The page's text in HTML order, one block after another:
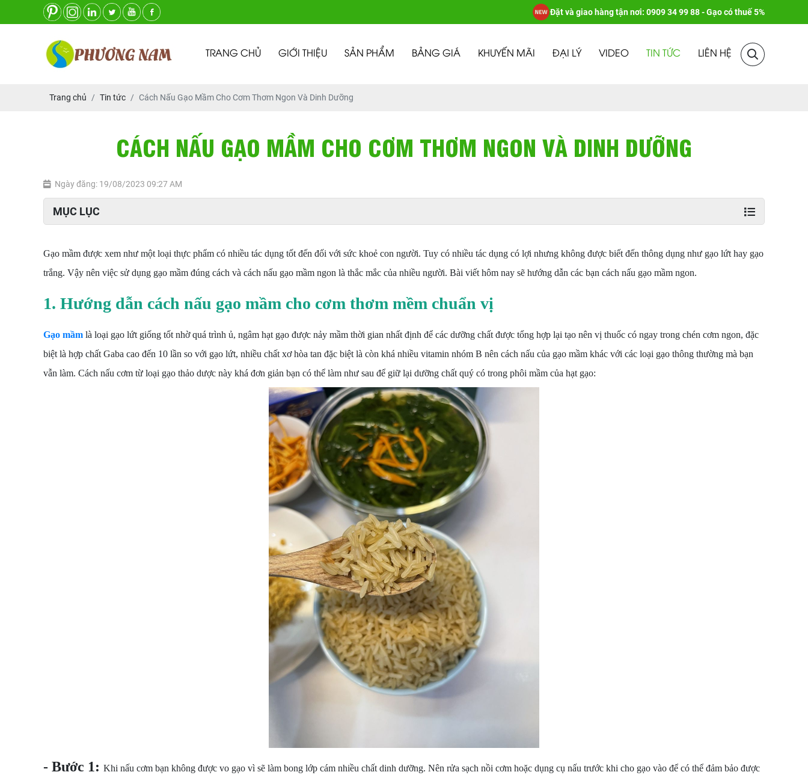
Đặt và giao hàng tận nơi: 0909 34 99 88 - Gạo có thuế 5%
TRANG CHỦ GIỚI THIỆU SẢN PHẨM BẢNG GIÁ KHUYẾN MÃI ĐẠI LÝ VIDEO TIN TỨC LIÊN HỆ
Trang chủ Tin tức Cách Nấu Gạo Mầm Cho Cơm Thơm Ngon Và Dinh Dưỡng
CÁCH NẤU GẠO MẦM CHO CƠM THƠM NGON VÀ DINH DƯỠNG
Ngày đăng: 19/08/2023 09:27 AM
MỤC LỤC
Gạo mầm được xem như một loại thực phẩm có nhiều tác dụng tốt đến đối với sức khoẻ con người. Tuy có nhiều tác dụng có lợi nhưng không được biết đến thông dụng như gạo lứt hay gạo
trắng. Vậy nên việc sử dụng gạo mầm đúng cách và cách nấu gạo mầm ngon là thắc mắc của nhiều người. Bài viết hôm nay sẽ hướng dẫn các bạn cách nấu gạo mầm ngon.
1. Hướng dẫn cách nấu gạo mầm cho cơm thơm mềm chuẩn vị
Gạo mầm là loại gạo lứt giống tốt nhờ quá trình ủ, ngâm hạt gạo được nảy mầm thời gian nhất định để các dưỡng chất được tổng hợp lại tạo nên vị thuốc có ngay trong chén cơm ngon, đặc
biệt là hợp chất Gaba cao đến 10 lần so với gạo lứt, nhiều chất xơ hòa tan đặc biệt là còn khá nhiều vitamin nhóm B nên cách nấu của gạo mầm khác với các loại gạo thông thường mà bạn
vẫn làm. Cách nấu cơm từ loại gạo thảo dược này khá đơn giản bạn có thể làm như sau để giữ lại dưỡng chất quý có trong phôi mầm của hạt gạo:
- Bước 1: Khi nấu cơm bạn không được vo gạo vì sẽ làm bong lớp cám nhiều chất dinh dưỡng. Nên rửa sạch nồi cơm hoặc dụng cụ nấu trước khi cho gạo vào để có thể đảm bảo được